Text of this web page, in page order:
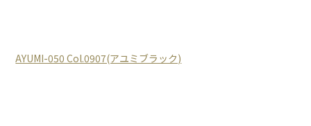
AYUMI-050 Col.0907(アユミブラック)